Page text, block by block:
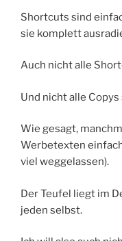
Shortcuts sind
sie komplett
Auch nicht alle
Und nicht alle Copys
Wie gesagt,
Werbetexten
viel weggelassen).
Der Teufel liegt im
jeden selbst.